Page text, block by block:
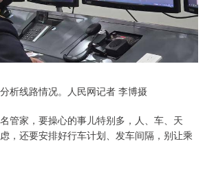
析线路情况。人民网记者 李博摄
管家，要操心的事儿特别多，人、车、天
，还要安排好行车计划、发车间隔，别让乘